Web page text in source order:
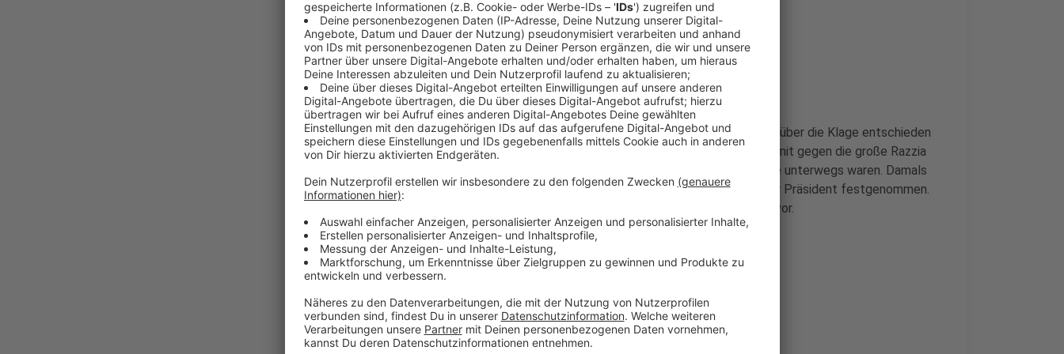
Große Razzia gegen die Rockergruppe
Anzeige
In erster Instanz ist jetzt das Gericht in Münster zuständig. Wann über die Klage entschieden
werden soll, ist aber noch unklar. Die Rockergruppe wehrt sich damit gegen die große Razzia
vor ein paar Wochen, bei der in ganz NRW zahlreiche Einsatzkräfte unterwegs waren. Damals
wurde auch die Gruppe hier in Leverkusen offiziell verboten und ihr Präsident festgenommen.
Das Innenministerium wirft den Rockern organisierte Kriminalität vor.
Anzeige
Mehr Nachrichten aus Leverkusen
Anzeige